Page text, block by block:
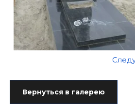
Вернуться в галерею